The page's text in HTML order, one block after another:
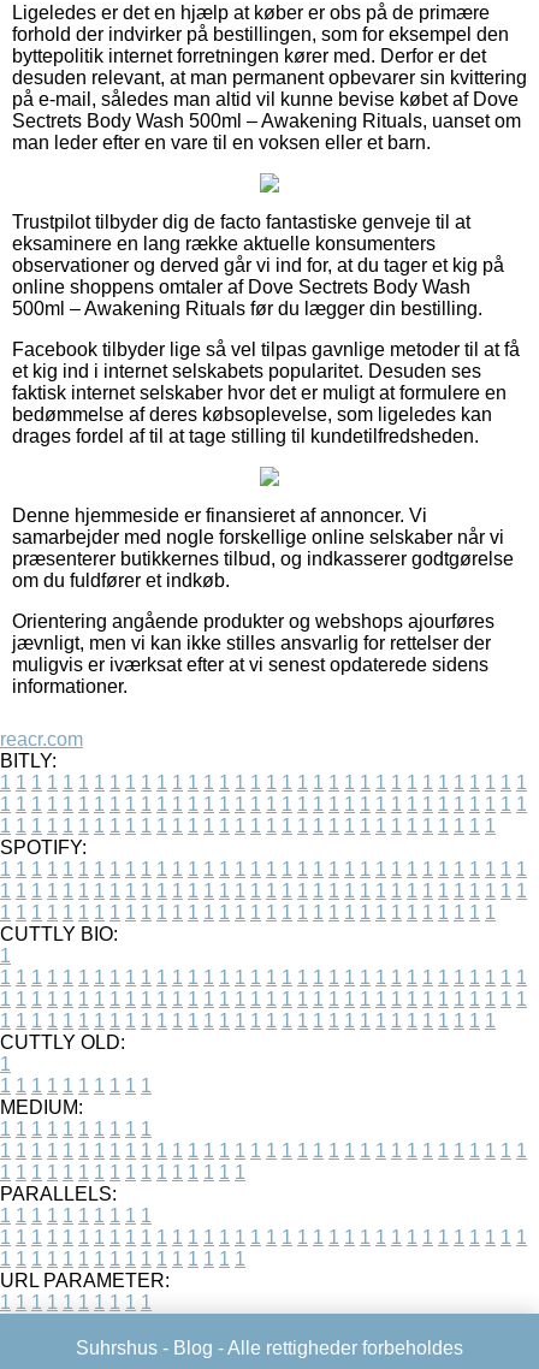
Ligeledes er det en hjælp at køber er obs på de primære
forhold der indvirker på bestillingen, som for eksempel den
byttepolitik internet forretningen kører med. Derfor er det
desuden relevant, at man permanent opbevarer sin kvittering
på e-mail, således man altid vil kunne bevise købet af Dove
Sectrets Body Wash 500ml – Awakening Rituals, uanset om
man leder efter en vare til en voksen eller et barn.
Trustpilot tilbyder dig de facto fantastiske genveje til at
eksaminere en lang række aktuelle konsumenters
observationer og derved går vi ind for, at du tager et kig på
online shoppens omtaler af Dove Sectrets Body Wash
500ml – Awakening Rituals før du lægger din bestilling.
Facebook tilbyder lige så vel tilpas gavnlige metoder til at få
et kig ind i internet selskabets popularitet. Desuden ses
faktisk internet selskaber hvor det er muligt at formulere en
bedømmelse af deres købsoplevelse, som ligeledes kan
drages fordel af til at tage stilling til kundetilfredsheden.
Denne hjemmeside er finansieret af annoncer. Vi
samarbejder med nogle forskellige online selskaber når vi
præsenterer butikkernes tilbud, og indkasserer godtgørelse
om du fuldfører et indkøb.
Orientering angående produkter og webshops ajourføres
jævnligt, men vi kan ikke stilles ansvarlig for rettelser der
muligvis er iværksat efter at vi senest opdaterede sidens
informationer.
reacr.com
BITLY:
1 1 1 1 1 1 1 1 1 1 1 1 1 1 1 1 1 1 1 1 1 1 1 1 1 1 1 1 1 1 1 1 1 1
1 1 1 1 1 1 1 1 1 1 1 1 1 1 1 1 1 1 1 1 1 1 1 1 1 1 1 1 1 1 1 1 1 1
1 1 1 1 1 1 1 1 1 1 1 1 1 1 1 1 1 1 1 1 1 1 1 1 1 1 1 1 1 1 1 1
SPOTIFY:
1 1 1 1 1 1 1 1 1 1 1 1 1 1 1 1 1 1 1 1 1 1 1 1 1 1 1 1 1 1 1 1 1 1
1 1 1 1 1 1 1 1 1 1 1 1 1 1 1 1 1 1 1 1 1 1 1 1 1 1 1 1 1 1 1 1 1 1
1 1 1 1 1 1 1 1 1 1 1 1 1 1 1 1 1 1 1 1 1 1 1 1 1 1 1 1 1 1 1 1
CUTTLY BIO:
1
1 1 1 1 1 1 1 1 1 1 1 1 1 1 1 1 1 1 1 1 1 1 1 1 1 1 1 1 1 1 1 1 1 1
1 1 1 1 1 1 1 1 1 1 1 1 1 1 1 1 1 1 1 1 1 1 1 1 1 1 1 1 1 1 1 1 1 1
1 1 1 1 1 1 1 1 1 1 1 1 1 1 1 1 1 1 1 1 1 1 1 1 1 1 1 1 1 1 1 1
CUTTLY OLD:
1
1 1 1 1 1 1 1 1 1 1
MEDIUM:
1 1 1 1 1 1 1 1 1 1
1 1 1 1 1 1 1 1 1 1 1 1 1 1 1 1 1 1 1 1 1 1 1 1 1 1 1 1 1 1 1 1 1 1
1 1 1 1 1 1 1 1 1 1 1 1 1 1 1 1
PARALLELS:
1 1 1 1 1 1 1 1 1 1
1 1 1 1 1 1 1 1 1 1 1 1 1 1 1 1 1 1 1 1 1 1 1 1 1 1 1 1 1 1 1 1 1 1
1 1 1 1 1 1 1 1 1 1 1 1 1 1 1 1
URL PARAMETER:
1 1 1 1 1 1 1 1 1 1
Suhrshus - Blog - Alle rettigheder forbeholdes